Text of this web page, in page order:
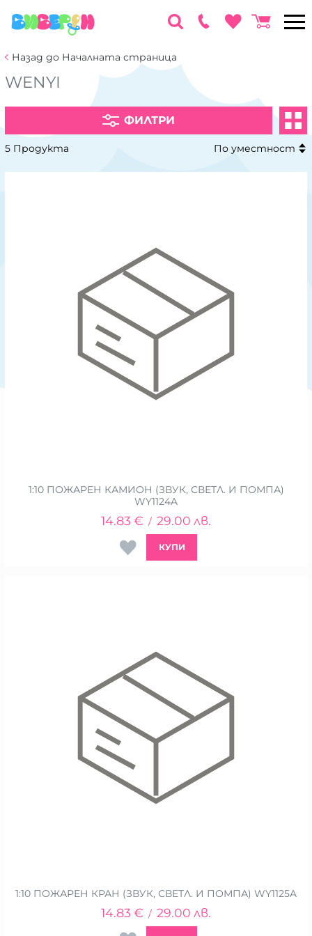
Назад до Началната страница
WENYI
ФИЛТРИ
5 Продукта По уместност
1:10 ПОЖАРЕН КАМИОН (ЗВУК, СВЕТЛ. И ПОМПА)
WY1124A
14.83 € / 29.00 лв.
КУПИ
1:10 ПОЖАРЕН КРАН (ЗВУК, СВЕТЛ. И ПОМПА) WY1125A
14.83 € / 29.00 лв.